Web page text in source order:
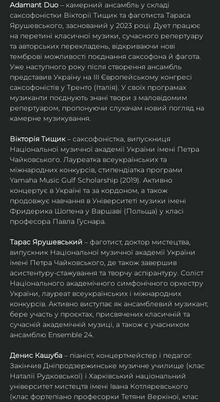
Adamant Duo – камерний ансамбль у складі
саксофоністки Вікторії Тищик та фаготиста Тараса
Ярушевського, заснований у 2023 році. Дует працює
на перетині класичної музики, сучасного репертуару
та авторських перекладень, відкриваючи нові
темброві можливості поєднання саксофона й фагота.
Уже наступного року після створення ансамбль
представив Україну на ІІІ Європейському конгресі
саксофоністів у Тренто (Італія). У своїх програмах
музиканти поєднують знані твори з маловідомим
репертуаром, пропонуючи слухачам новий погляд на
камерне музикування.
Вікторія Тищик – саксофоністка, випускниця
Національної музичної академії України імені Петра
Чайковського. Лауреатка всеукраїнських та
міжнародних конкурсів, стипендіатка програми
Yamaha Music Gulf Scholarship (2019). Активно
концертує в Україні та за кордоном, а також
продовжує навчання в Університеті музики імені
Фридерика Шопена у Варшаві (Польща) у класі
професора Павла Гуснара.
Тарас Ярушевський – фаготист, доктор мистецтва,
випускник Національної музичної академії України
імені Петра Чайковського, де також завершив
асистентуру-стажування та творчу аспірантуру. Соліст
Національного академічного симфонічного оркестру
України, лауреат всеукраїнських і міжнародних
конкурсів. Активно виступає як ансамблевий музикант,
бере участь у проєктах, присвячених класичній та
сучасній академічній музиці, а також є учасником
ансамблю Ensemble 24.
Денис Кашуба – піаніст, концертмейстер і педагог.
Закінчив Дніпродзержинське музичне училище (клас
Наталії Рудковської) і Харківський національний
університет мистецтв імені Івана Котляревського
(клас фортепіано професорки Тетяни Веркіної, клас